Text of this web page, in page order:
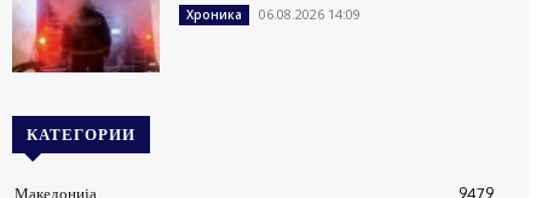
Хроника 06.08.2026 14:09
КАТЕГОРИИ
Македонија
9479